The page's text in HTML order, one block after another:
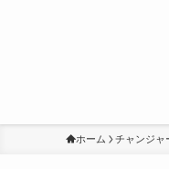
ホーム チャンジャ